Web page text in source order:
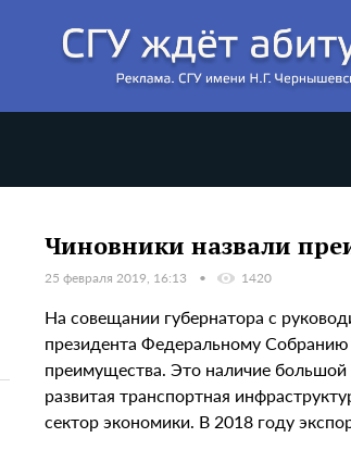
Чиновники назвали
25 февраля 2019, 16:13 1420
На совещании губернатора с
президента Федеральному Собранию
преимущества. Это наличие большой
развитая транспортная
сектор экономики. В 2018 году